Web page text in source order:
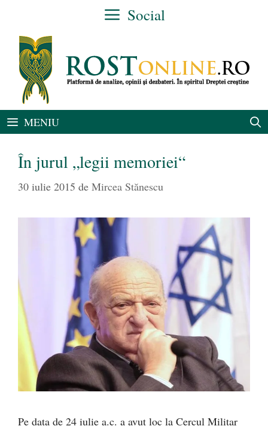
conținut
Social
MENIU
În jurul „legii memoriei“
30 iulie 2015 de Mircea Stănescu
Pe data de 24 iulie a.c. a avut loc la Cercul Militar